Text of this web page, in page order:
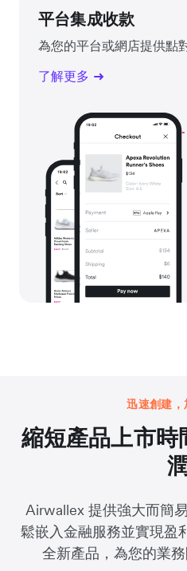
平台集成收款
為您的平台或網店提供點
了解更多
迅速創建，
縮短產品上市
Airwallex 提供強大而簡
鬆嵌入金融服務並實現盈
全新產品，為您的業務